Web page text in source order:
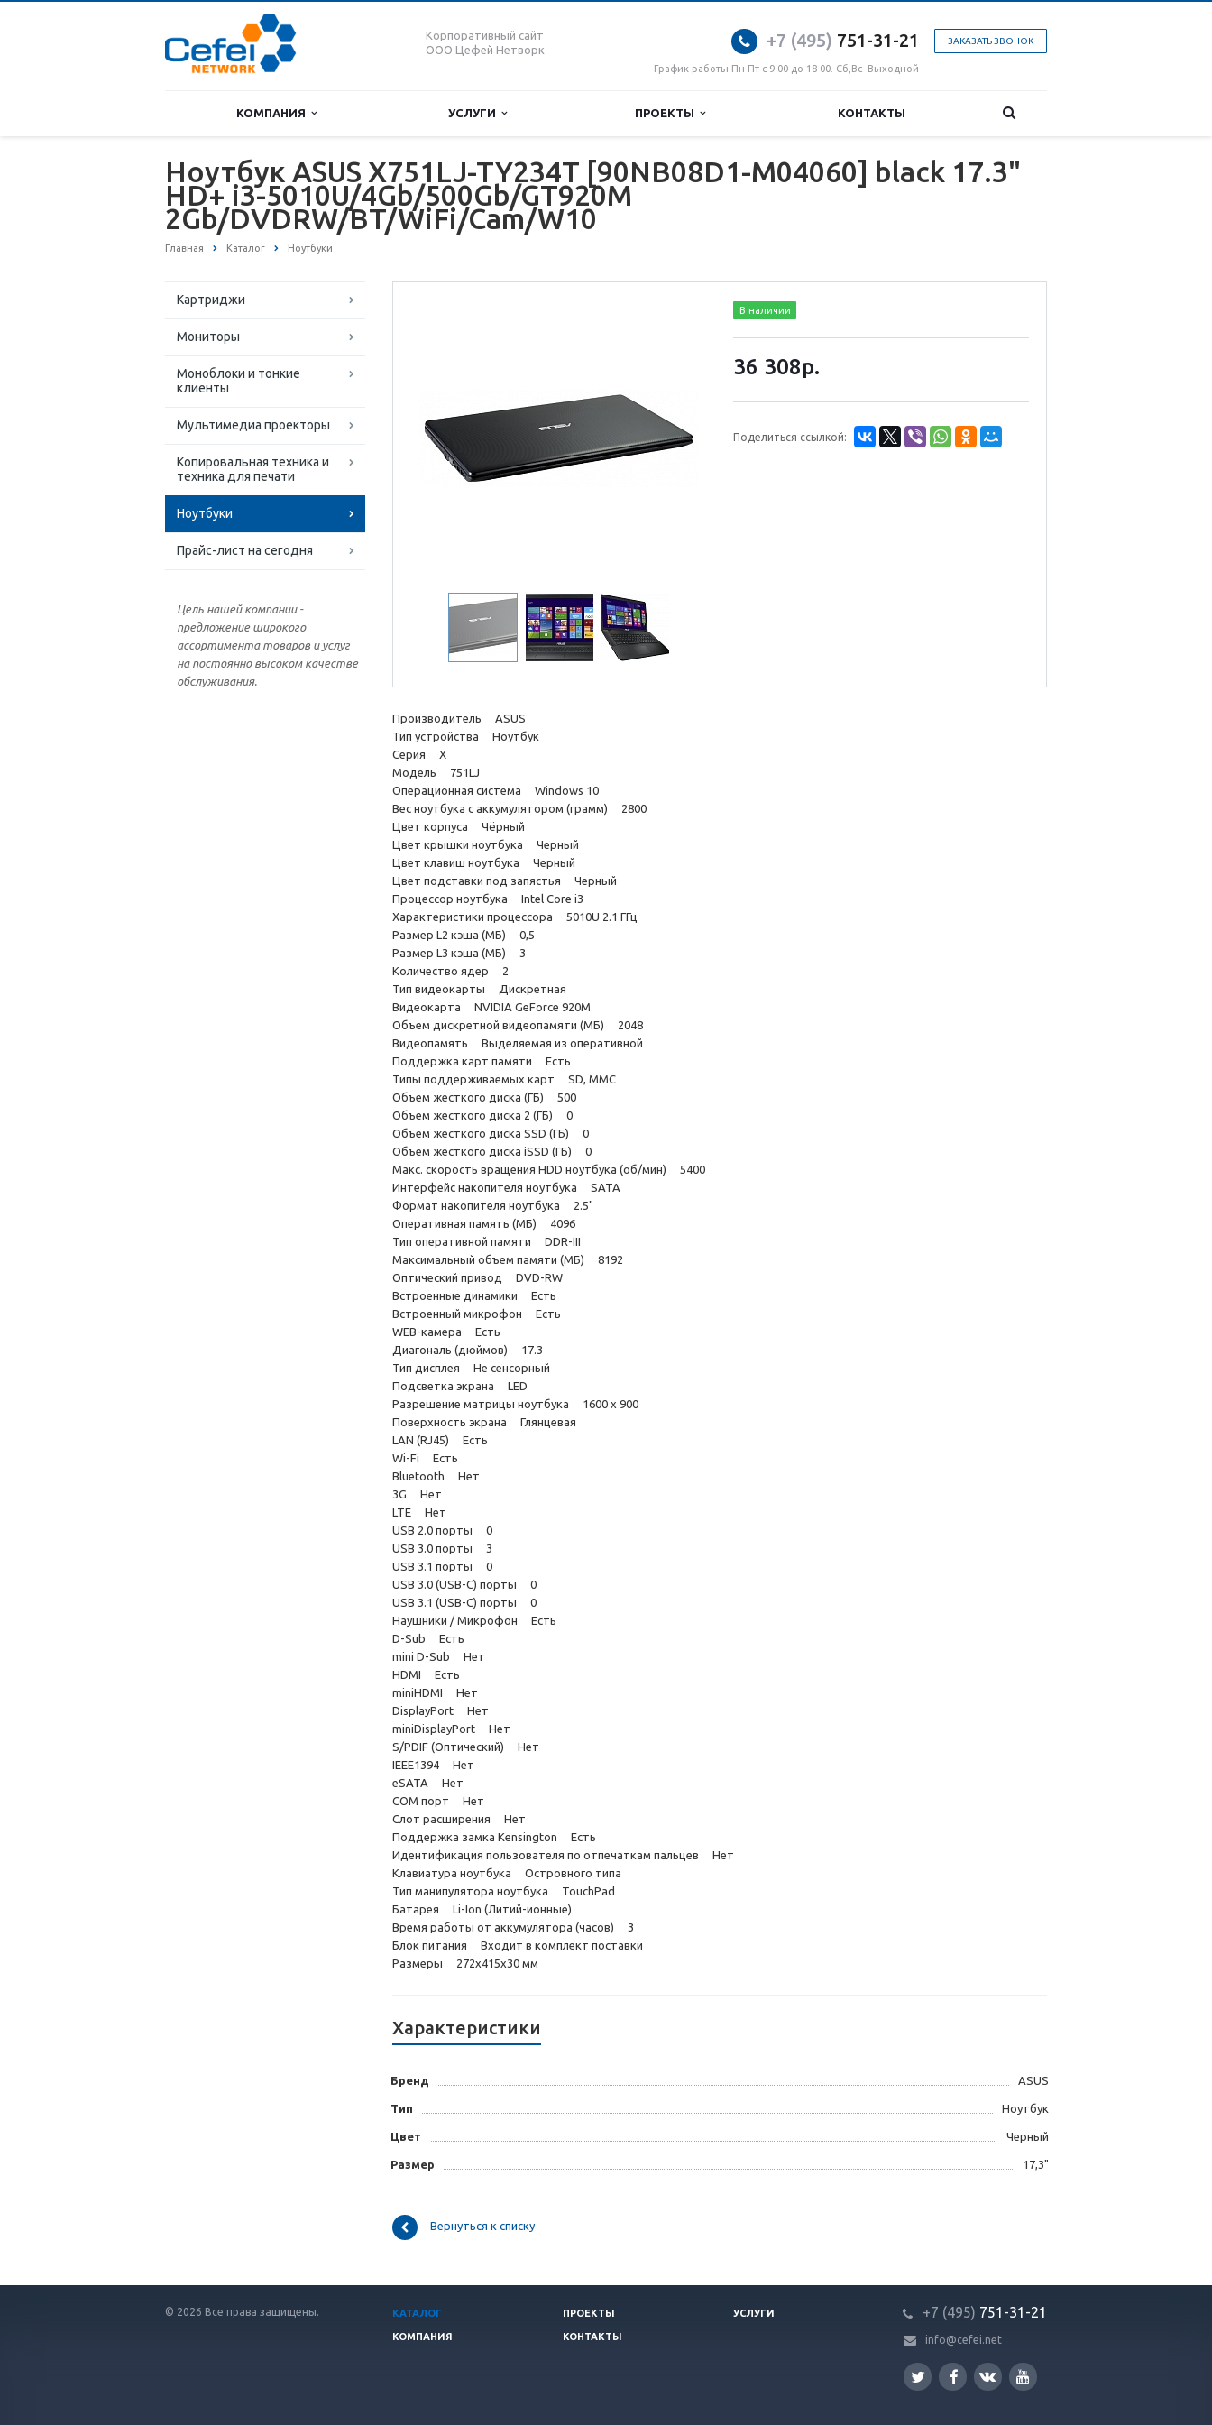
Корпоративный сайт
ООО Цефей Нетворк
ЗАКАЗАТЬ ЗВОНОК
+7 (495) 751-31-21
График работы Пн-Пт с 9-00 до 18-00. Сб,Вс -Выходной
КОМПАНИЯ УСЛУГИ ПРОЕКТЫ КОНТАКТЫ
Ноутбук ASUS X751LJ-TY234T [90NB08D1-M04060] black 17.3"
HD+ i3-5010U/4Gb/500Gb/GT920M
2Gb/DVDRW/BT/WiFi/Cam/W10
Главная Каталог Ноутбуки
Картриджи
Мониторы
Моноблоки и тонкие
клиенты
Мультимедиа проекторы
Копировальная техника и
техника для печати
Ноутбуки
Прайс-лист на сегодня
Цель нашей компании -
предложение широкого
ассортимента товаров и услуг
на постоянно высоком качестве
обслуживания.
В наличии
36 308р.
Поделиться ссылкой:
Производитель ASUS
Тип устройства Ноутбук
Серия X
Модель 751LJ
Операционная система Windows 10
Вес ноутбука с аккумулятором (грамм) 2800
Цвет корпуса Чёрный
Цвет крышки ноутбука Черный
Цвет клавиш ноутбука Черный
Цвет подставки под запястья Черный
Процессор ноутбука Intel Core i3
Характеристики процессора 5010U 2.1 ГГц
Размер L2 кэша (МБ) 0,5
Размер L3 кэша (МБ) 3
Количество ядер 2
Тип видеокарты Дискретная
Видеокарта NVIDIA GeForce 920M
Объем дискретной видеопамяти (МБ) 2048
Видеопамять Выделяемая из оперативной
Поддержка карт памяти Есть
Типы поддерживаемых карт SD, MMC
Объем жесткого диска (ГБ) 500
Объем жесткого диска 2 (ГБ) 0
Объем жесткого диска SSD (ГБ) 0
Объем жесткого диска iSSD (ГБ) 0
Макс. скорость вращения HDD ноутбука (об/мин) 5400
Интерфейс накопителя ноутбука SATA
Формат накопителя ноутбука 2.5"
Оперативная память (МБ) 4096
Тип оперативной памяти DDR-III
Максимальный объем памяти (МБ) 8192
Оптический привод DVD-RW
Встроенные динамики Есть
Встроенный микрофон Есть
WEB-камера Есть
Диагональ (дюймов) 17.3
Тип дисплея Не сенсорный
Подсветка экрана LED
Разрешение матрицы ноутбука 1600 х 900
Поверхность экрана Глянцевая
LAN (RJ45) Есть
Wi-Fi Есть
Bluetooth Нет
3G Нет
LTE Нет
USB 2.0 порты 0
USB 3.0 порты 3
USB 3.1 порты 0
USB 3.0 (USB-C) порты 0
USB 3.1 (USB-C) порты 0
Наушники / Микрофон Есть
D-Sub Есть
mini D-Sub Нет
HDMI Есть
miniHDMI Нет
DisplayPort Нет
miniDisplayPort Нет
S/PDIF (Оптический) Нет
IEEE1394 Нет
eSATA Нет
COM порт Нет
Слот расширения Нет
Поддержка замка Kensington Есть
Идентификация пользователя по отпечаткам пальцев Нет
Клавиатура ноутбука Островного типа
Тип манипулятора ноутбука TouchPad
Батарея Li-Ion (Литий-ионные)
Время работы от аккумулятора (часов) 3
Блок питания Входит в комплект поставки
Размеры 272x415x30 мм
Характеристики
Бренд ASUS
Тип Ноутбук
Цвет Черный
Размер 17,3"
Вернуться к списку
© 2026 Все права защищены. КАТАЛОГ ПРОЕКТЫ УСЛУГИ
КОМПАНИЯ КОНТАКТЫ
+7 (495) 751-31 -21
info@cefei.net